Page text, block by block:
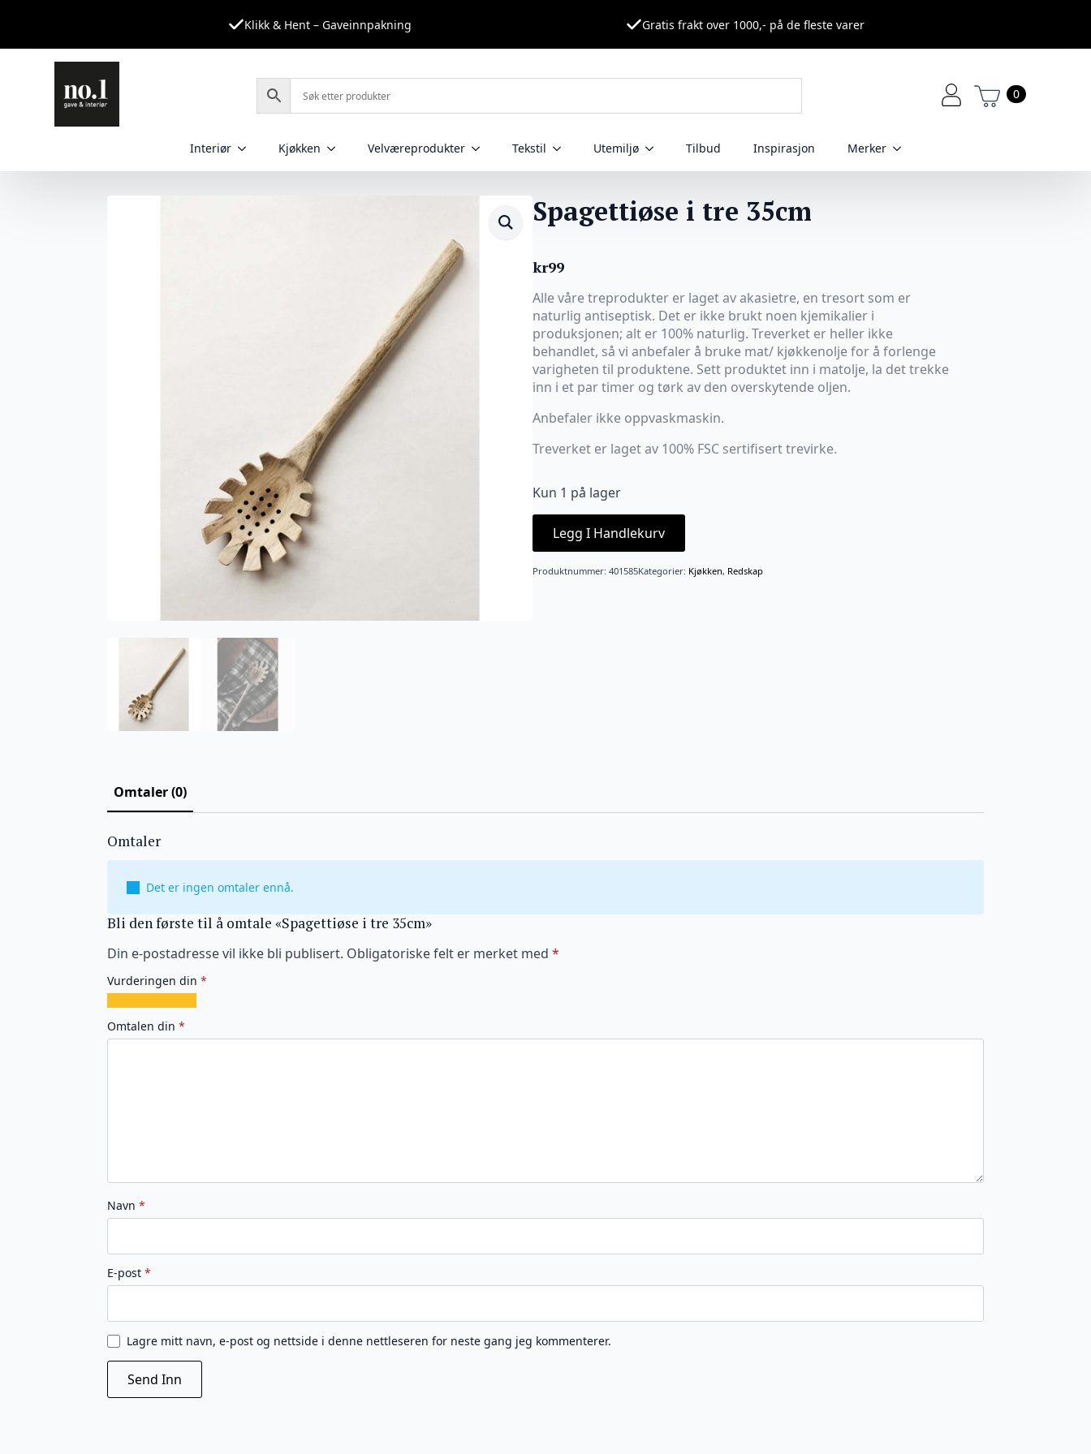
Klikk & Hent – Gaveinnpakning Gratis frakt over 1000,- på de fleste varer
0
Interiør Kjøkken Velværeprodukter Tekstil Utemiljø Tilbud Inspirasjon Merker
Spagettiøse i tre 35cm
kr99
Alle våre treprodukter er laget av akasietre, en tresort som er
naturlig antiseptisk. Det er ikke brukt noen kjemikalier i
produksjonen; alt er 100% naturlig. Treverket er heller ikke
behandlet, så vi anbefaler å bruke mat/ kjøkkenolje for å forlenge
varigheten til produktene. Sett produktet inn i matolje, la det trekke
inn i et par timer og tørk av den overskytende oljen.
Anbefaler ikke oppvaskmaskin.
Treverket er laget av 100% FSC sertifisert trevirke.
Kun 1 på lager
Legg I Handlekurv
Produktnummer: 401585Kategorier: Kjøkken, Redskap
Omtaler (0)
Omtaler
Det er ingen omtaler ennå.
Bli den første til å omtale «Spagettiøse i tre 35cm»
Din e-postadresse vil ikke bli publisert. Obligatoriske felt er merket med *
Vurderingen din *
av
5
av
5
av
5
av
5
av
5
Omtalen din *
Navn *
E-post *
Lagre mitt navn, e-post og nettside i denne nettleseren for neste gang jeg kommenterer.